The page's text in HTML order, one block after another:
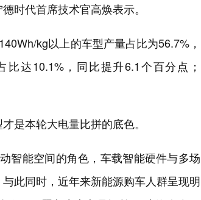
时代首席技术官高焕表示。
kg以上的车型产量占比为56.7%，
达10.1%，同比提升6.1个百分点；
是本轮大电量比拼的底色。
智能空间的角色，车载智能硬件与多场
此同时，近年来新能源购车人群呈现明